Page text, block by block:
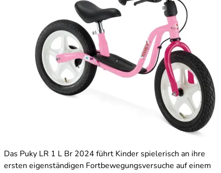
Das Puky LR 1 L Br 2024 führt Kinder spielerisch an ihre
ersten eigenständigen Fortbewegungsversuche auf einem